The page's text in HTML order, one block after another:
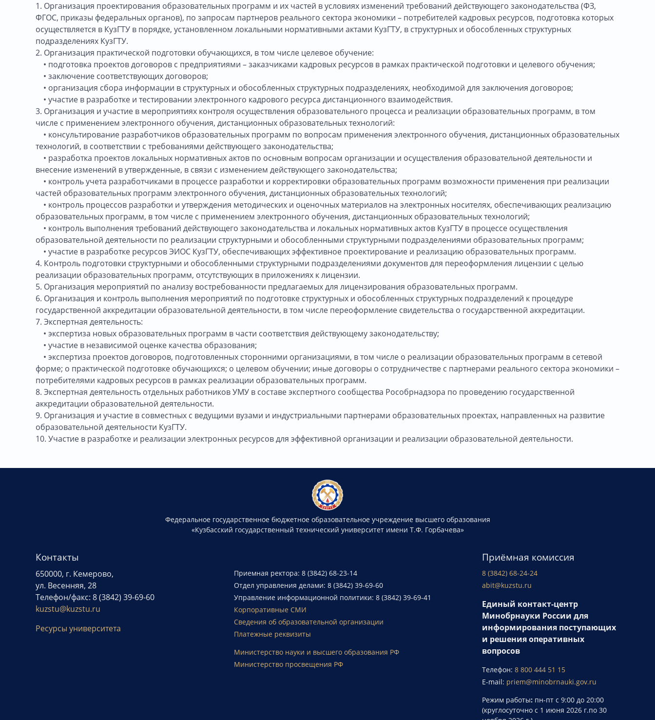
1. Организация проектирования образовательных программ и их частей в условиях изменений требований действующего законодательства (ФЗ,
ФГОС, приказы федеральных органов), по запросам партнеров реального сектора экономики – потребителей кадровых ресурсов, подготовка которых
осуществляется в КузГТУ в порядке, установленном локальными нормативными актами КузГТУ, в структурных и обособленных структурных
подразделениях КузГТУ.
2. Организация практической подготовки обучающихся, в том числе целевое обучение:
• подготовка проектов договоров с предприятиями – заказчиками кадровых ресурсов в рамках практической подготовки и целевого обучения;
• заключение соответствующих договоров;
• организация сбора информации в структурных и обособленных структурных подразделениях, необходимой для заключения договоров;
• участие в разработке и тестировании электронного кадрового ресурса дистанционного взаимодействия.
3. Организация и участие в мероприятиях контроля осуществления образовательного процесса и реализации образовательных программ, в том
числе с применением электронного обучения, дистанционных образовательных технологий:
• консультирование разработчиков образовательных программ по вопросам применения электронного обучения, дистанционных образовательных
технологий, в соответствии с требованиями действующего законодательства;
• разработка проектов локальных нормативных актов по основным вопросам организации и осуществления образовательной деятельности и
внесение изменений в утвержденные, в связи с изменением действующего законодательства;
• контроль учета разработчиками в процессе разработки и корректировки образовательных программ возможности применения при реализации
частей образовательных программ электронного обучения, дистанционных образовательных технологий;
• контроль процессов разработки и утверждения методических и оценочных материалов на электронных носителях, обеспечивающих реализацию
образовательных программ, в том числе с применением электронного обучения, дистанционных образовательных технологий;
• контроль выполнения требований действующего законодательства и локальных нормативных актов КузГТУ в процессе осуществления
образовательной деятельности по реализации структурными и обособленными структурными подразделениями образовательных программ;
• участие в разработке ресурсов ЭИОС КузГТУ, обеспечивающих эффективное проектирование и реализацию образовательных программ.
4. Контроль подготовки структурными и обособленными структурными подразделениями документов для переоформления лицензии с целью
реализации образовательных программ, отсутствующих в приложениях к лицензии.
5. Организация мероприятий по анализу востребованности предлагаемых для лицензирования образовательных программ.
6. Организация и контроль выполнения мероприятий по подготовке структурных и обособленных структурных подразделений к процедуре
государственной аккредитации образовательной деятельности, в том числе переоформление свидетельства о государственной аккредитации.
7. Экспертная деятельность:
• экспертиза новых образовательных программ в части соответствия действующему законодательству;
• участие в независимой оценке качества образования;
• экспертиза проектов договоров, подготовленных сторонними организациями, в том числе о реализации образовательных программ в сетевой
форме; о практической подготовке обучающихся; о целевом обучении; иные договоры о сотрудничестве с партнерами реального сектора экономики –
потребителями кадровых ресурсов в рамках реализации образовательных программ.
8. Экспертная деятельность отдельных работников УМУ в составе экспертного сообщества Рособрнадзора по проведению государственной
аккредитации образовательной деятельности.
9. Организация и участие в совместных с ведущими вузами и индустриальными партнерами образовательных проектах, направленных на развитие
образовательной деятельности КузГТУ.
10. Участие в разработке и реализации электронных ресурсов для эффективной организации и реализации образовательной деятельности.
Федеральное государственное бюджетное образовательное учреждение высшего образования
«Кузбасский государственный технический университет имени Т.Ф. Горбачева»
Контакты
650000, г. Кемерово,
ул. Весенняя, 28
Телефон/факс: 8 (3842) 39-69-60
kuzstu@kuzstu.ru
Ресурсы университета
Приемная ректора: 8 (3842) 68-23-14
Отдел управления делами: 8 (3842) 39-69-60
Управление информационной политики: 8 (3842) 39-69-41
Корпоративные СМИ
Сведения об образовательной организации
Платежные реквизиты
Министерство науки и высшего образования РФ
Министерство просвещения РФ
Приёмная комиссия
8 (3842) 68-24-24
abit@kuzstu.ru
Единый контакт-центр
Минобрнауки России для
информирования поступающих
и решения оперативных
вопросов
Телефон:8 800 444 51 15
E-mail: priem@minobrnauki.gov.ru
Режим работы: пн-пт с 9:00 до 20:00
(круглосуточно с 1 июня 2026 г.по 30